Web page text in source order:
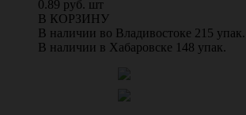
0.89 руб. шт
В КОРЗИНУ
В наличии во Владивостоке 215 упак.
В наличии в Хабаровске 148 упак.